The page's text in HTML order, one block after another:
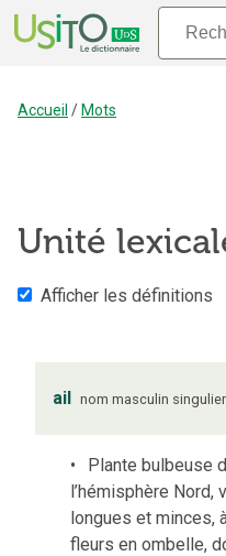
Accueil / Mots
Unité
Afficher les définitions
ail nom masculin singulier
Plante bulbeuse
l’hémisphère Nord,
longues et minces,
fleurs en ombelle,